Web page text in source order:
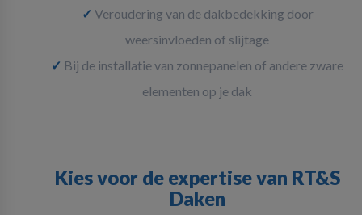
✓ Veroudering van de dakbedekking door
weersinvloeden of slijtage
✓ Bij de installatie van zonnepanelen of andere zware
elementen op je dak
Kies voor de expertise van RT&S
Daken